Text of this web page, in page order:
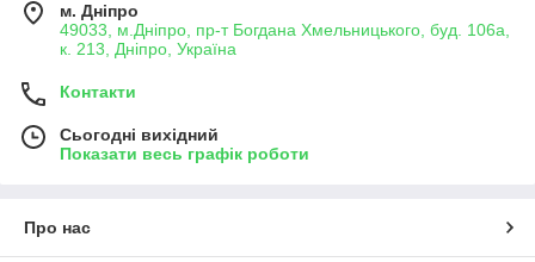
м. Дніпро
49033, м.Дніпро, пр-т Богдана Хмельницького, буд. 106а,
к. 213, Дніпро, Україна
Контакти
Сьогодні вихідний
Показати весь графік роботи
Про нас